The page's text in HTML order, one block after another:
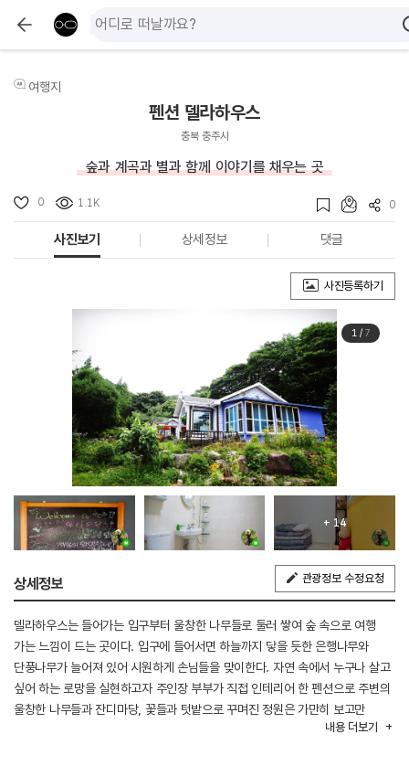
여행지
펜션 델라하우스
충북 충주시
숲과 계곡과 별과 함께 이야기를 채우는 곳
0 1.1K 0
사진보기 상세정보 댓글
사진등록하기
1/ 7
+ 14
상세정보 관광정보 수정요청
델라하우스는 들어가는 입구부터 울창한 나무들로 둘러 쌓여 숲 속으로 여행
가는 느낌이 드는 곳이다. 입구에 들어서면 하늘까지 닿을 듯한 은행나무와
단풍나무가 늘어져 있어 시원하게 손님들을 맞이한다. 자연 속에서 누구나 살고
싶어 하는 로망을 실현하고자 주인장 부부가 직접 인테리어 한 펜션으로 주변의
울창한 나무들과 잔디마당, 꽃들과 텃밭으로 꾸며진 정원은 가만히 보고만
있어도 힐링을 준다. 펜션 안으로 들어가면 내 친구집에 놀러 간 듯 편안하고
내용 더보기